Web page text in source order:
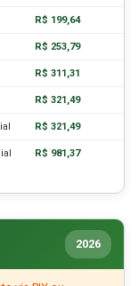
R$ 199,64
R$ 253,79
R$ 311,31
R$ 321,49
R$ 321,49
R$ 981,37
2026